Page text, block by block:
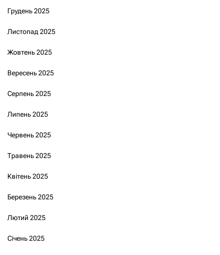
Грудень 2025
Листопад 2025
Жовтень 2025
Вересень 2025
Серпень 2025
Липень 2025
Червень 2025
Травень 2025
Квітень 2025
Березень 2025
Лютий 2025
Січень 2025